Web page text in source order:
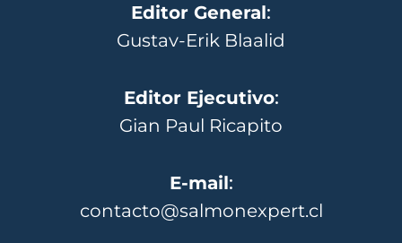
Editor General:
Gustav-Erik Blaalid
Editor Ejecutivo:
Gian Paul Ricapito
E-mail:
contacto@salmonexpert.cl